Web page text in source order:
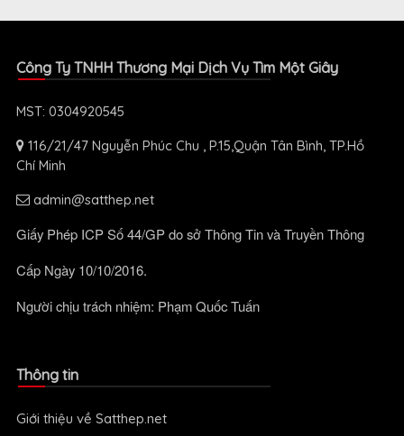
Công Ty TNHH Thương Mại Dịch Vụ Tìm Một Giây
MST: 0304920545
116/21/47 Nguyễn Phúc Chu , P.15,Quận Tân Bình, TP.Hồ
Chí Minh
admin@satthep.net
Giấy Phép ICP Số 44/GP do sở Thông Tin và Truyền Thông
Cấp Ngày 10/10/2016.
Người chịu trách nhiệm: Phạm Quốc Tuấn
Thông tin
Giới thiệu về Satthep.net